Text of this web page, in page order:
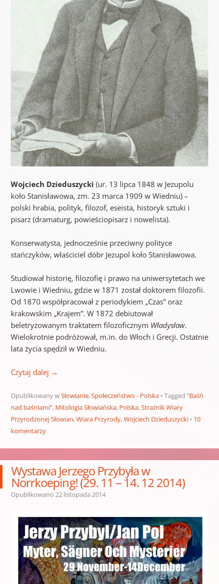
Wojciech Dzieduszycki (ur. 13 lipca 1848 w Jezupolu
koło Stanisławowa, zm. 23 marca 1909 w Wiedniu) –
polski hrabia, polityk, filozof, eseista, historyk sztuki i
pisarz (dramaturg, powieściopisarz i nowelista).
Konserwatysta, jednocześnie przeciwny polityce
stańczyków, właściciel dóbr Jezupol koło Stanisławowa.
Studiował historię, filozofię i prawo na uniwersytetach we
Lwowie i Wiedniu, gdzie w 1871 został doktorem filozofii.
Od 1870 współpracował z periodykiem „Czas” oraz
krakowskim „Krajem”. W 1872 debiutował
beletryzowanym traktatem filozoficznym Władysław.
Wielokrotnie podróżował, m.in. do Włoch i Grecji. Ostatnie
lata życia spędził w Wiedniu.
Czytaj dalej →
Opublikowany wSłowianie,Społeczeństwo - Polska Tagged "Baśń
nad baśniami", Mitologia Słowiańska, Polska,Strażnik Wiary
Przyrodzonej Słowian,Wiara Przyrody,Wojciech Dzieduszycki
10
komentarzy
Wystawa Jerzego Przybyła w
Norrkoeping! (29. 11 – 14. 12 2014)
Opublikowano 22 listopada 2014